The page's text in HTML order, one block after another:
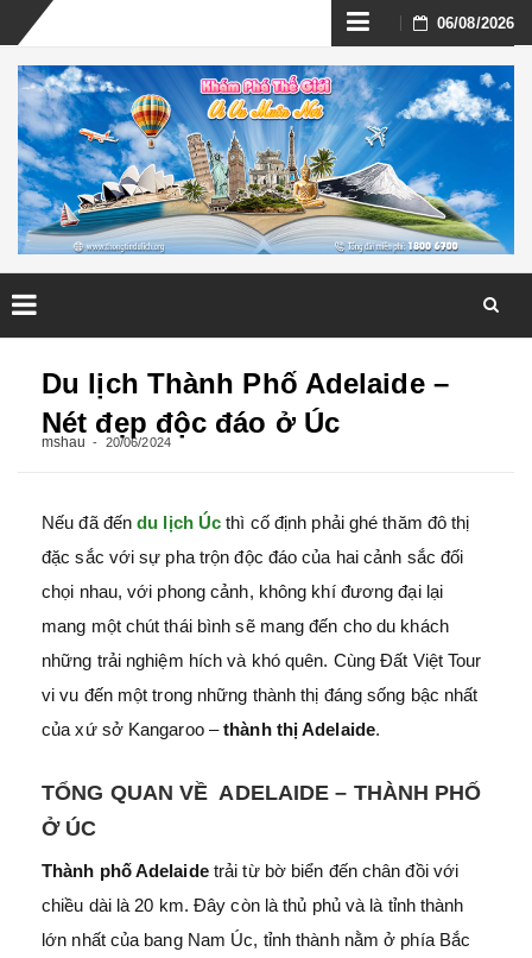
Skip
to
content
06/08/2026
Du lịch Thành Phố Adelaide –
Nét đẹp độc đáo ở Úc
mshau 20/06/2024
Nếu đã đến du lịch Úc thì cố định phải ghé thăm đô thị
đặc sắc với sự pha trộn độc đáo của hai cảnh sắc đối
chọi nhau, với phong cảnh, không khí đương đại lại
mang một chút thái bình sẽ mang đến cho du khách
những trải nghiệm hích và khó quên. Cùng Đất Việt Tour
vi vu đến một trong những thành thị đáng sống bậc nhất
của xứ sở Kangaroo – thành thị Adelaide.
TỔNG QUAN VỀ ADELAIDE – THÀNH PHỐ
Ở ÚC
Thành phố Adelaide trải từ bờ biển đến chân đồi với
chiều dài là 20 km. Đây còn là thủ phủ và là tỉnh thành
lớn nhất của bang Nam Úc, tỉnh thành nằm ở phía Bắc